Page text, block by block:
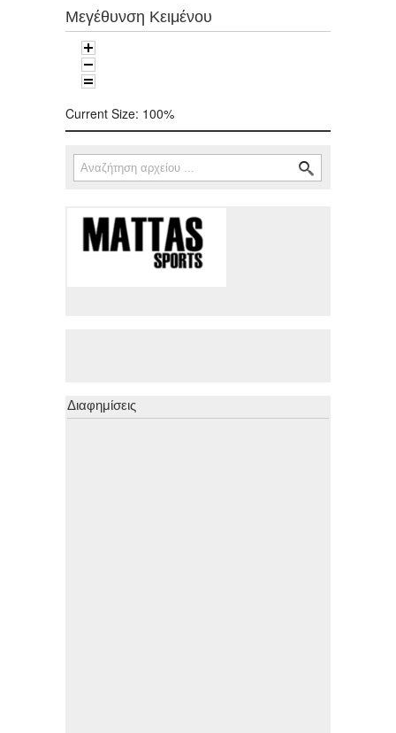
Μεγέθυνση Κειμένου
Current Size: 100%
Φόρμα αναζήτησης
Αναζήτηση
Διαφημίσεις